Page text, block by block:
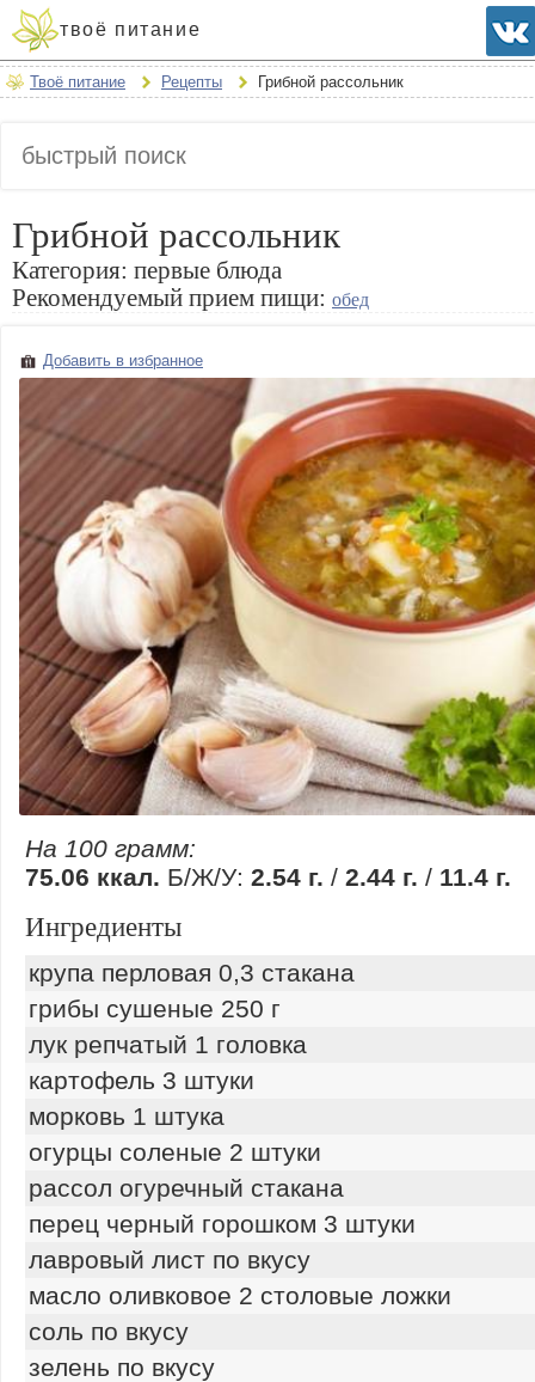
твоё питание
Твоё питание Рецепты Грибной рассольник
Грибной рассольник
Категория: первые блюда
Рекомендуемый прием пищи: обед
Добавить в избранное
На 100 грамм:
75.06 ккал. Б/Ж/У: 2.54 г. / 2.44 г. / 11.4 г.
Ингредиенты
крупа перловая 0,3 стакана
грибы сушеные 250 г
лук репчатый 1 головка
картофель 3 штуки
морковь 1 штука
огурцы соленые 2 штуки
рассол огуречный стакана
перец черный горошком 3 штуки
лавровый лист по вкусу
масло оливковое 2 столовые ложки
соль по вкусу
зелень по вкусу